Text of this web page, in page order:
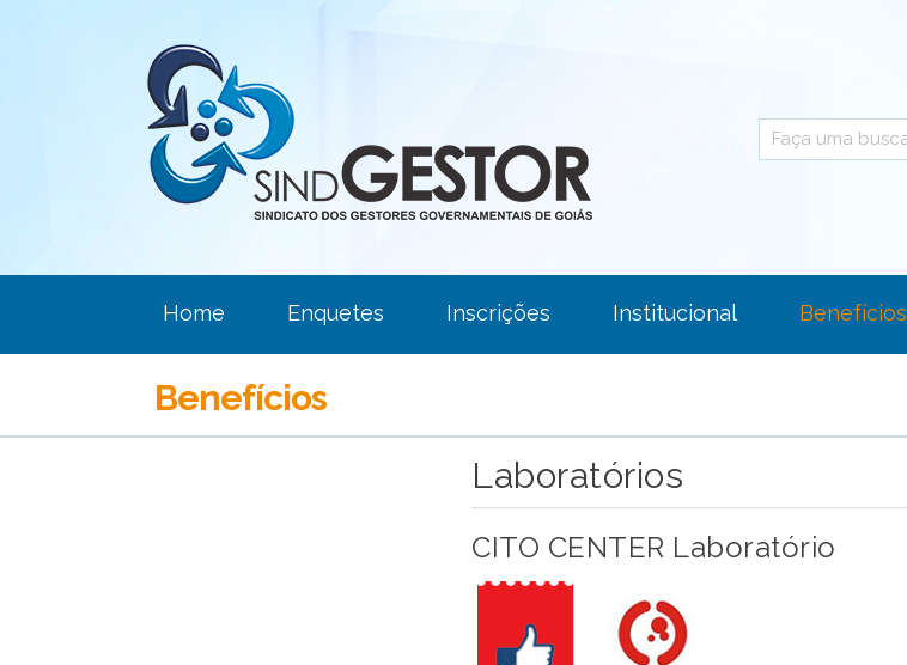
Home Enquetes Inscrições Institucional Benefícios
Benefícios
Laboratórios
CITO CENTER Laboratório